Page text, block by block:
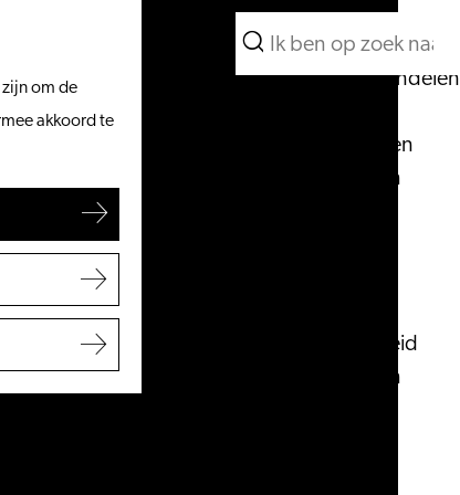
om de
akkoord te
Menu
Zoeken
Wat te doen
Vanaf het water
Fietsen & wandelen
Eten & drinken
Met kinderen
Bereikbaarheid
Overnachten
Zoeken